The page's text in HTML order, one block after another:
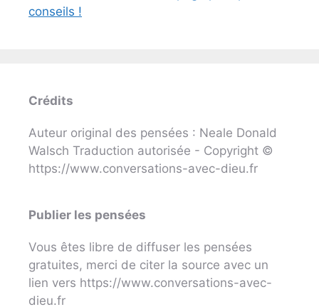
conseils !
Crédits
Auteur original des pensées : Neale Donald
Walsch Traduction autorisée - Copyright ©
https://www.conversations-avec-dieu.fr
Publier les pensées
Vous êtes libre de diffuser les pensées
gratuites, merci de citer la source avec un
lien vers https://www.conversations-avec-
dieu.fr